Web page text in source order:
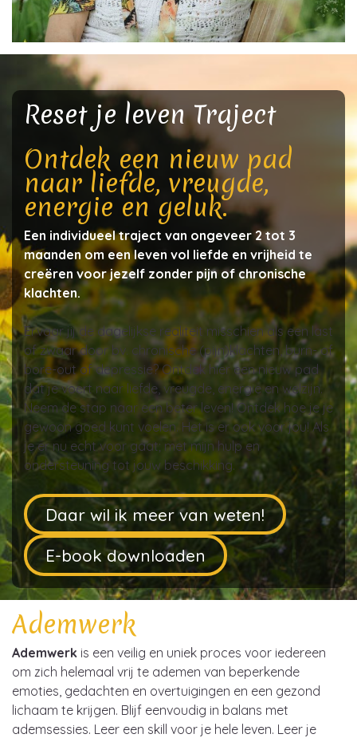
Reset je leven Traject
Ontdek een nieuw pad
naar liefde, vreugde,
energie en geluk.
Een individueel traject van ongeveer 2 tot 3
maanden om een leven vol liefde en vrijheid te
creëren voor jezelf zonder pijn of chronische
klachten.
Ervaar jij de dagelijkse realiteit misschien als een last
of zwaar door bv. chronische (pijn)klachten, burn- of
bore-out of depressie? Ontdek hier een nieuw pad
dat je voert naar liefde, vreugde, energie en welzijn.
Neem de stap naar een beter leven! Ontdek hoe je je
gewoon goed kunt voelen. Het is er ook voor jou! Als
je er nu echt voor gaat; met mijn hulp en
ondersteuning tot jouw beschikking.
Daar wil ik meer van weten!
E-book downloaden
Ademwerk
Ademwerk is een veilig en uniek proces voor iedereen
om zich helemaal vrij te ademen van beperkende
emoties, gedachten en overtuigingen en een gezond
lichaam te krijgen. Blijf eenvoudig in balans met
ademsessies. Leer een skill voor je hele leven. Leer je